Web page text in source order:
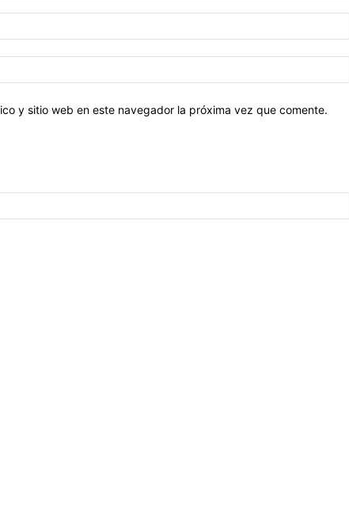
y sitio web en este navegador la próxima vez que comente.